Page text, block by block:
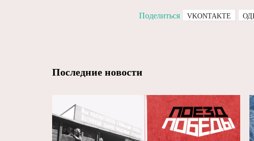
Поделиться VKONTAKTE
Последние новости